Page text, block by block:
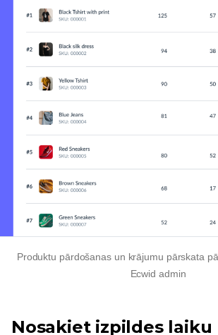
Produktu pārdošanas un krājumu pārskata
Ecwid admin
Nosakiet izpildes laiku